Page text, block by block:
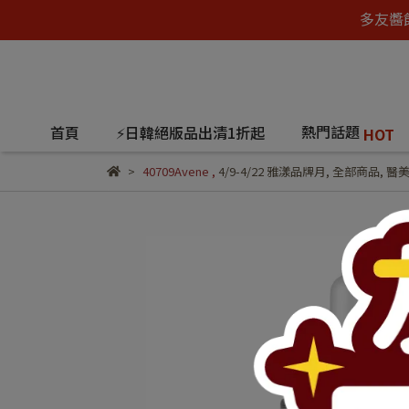
多友
首頁 ⚡日韓絕版品出清1折起 熱門話題 HOT
40709Avene , 4/9-4/22 雅漾品牌月, 全部商品, 醫